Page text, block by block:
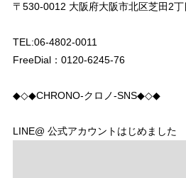
〒530-0012 大阪府大阪市北区芝田2
新星第一ビ
TEL:06-4802-0011
FreeDial：0120-6245-76
◆◇◆CHRONO-クロノ-SNS◆◇◆
LINE@ 公式アカウントはじめました